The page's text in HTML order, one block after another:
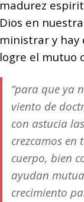
madurez
Dios en
ministrar y hay
logre el mutuo
“para que ya
viento de
con astucia
crezcamos en
cuerpo, bien
ayudan
crecimiento